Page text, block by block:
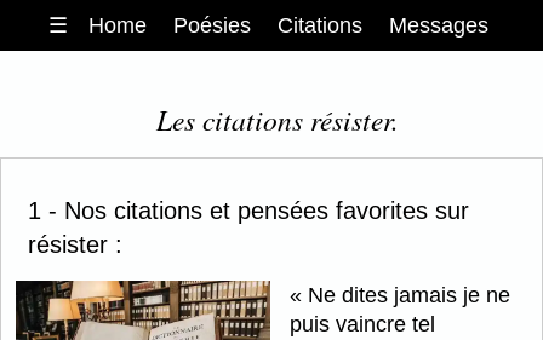
☰ Home Poésies Citations Messages
Les citations résister.
1 - Nos citations et pensées favorites sur
résister :
Ne dites jamais je ne
puis vaincre tel